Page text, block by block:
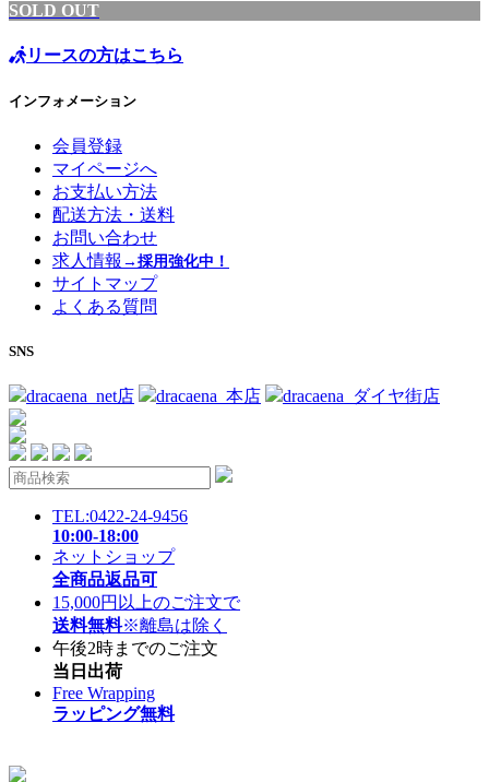
SOLD OUT
リースの方はこちら
インフォメーション
会員登録
マイページへ
お支払い方法
配送方法・送料
お問い合わせ
求人情報 →採用強化中！
サイトマップ
よくある質問
SNS
dracaena_net店 dracaena_本店 dracaena_ダイヤ街店
TEL:0422-24-9456
10:00-18:00
ネットショップ
全商品返品可
15,000円以上のご注文で
送料無料※離島は除く
午後2時までのご注文
当日出荷
Free Wrapping
ラッピング無料